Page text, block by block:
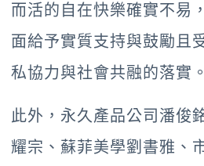
而活的自在快樂確實不易
面給予實質支持與鼓勵且
私協力與社會共融的落實。
此外，永久產品公司潘俊
耀宗、蘇菲美學劉書雅、